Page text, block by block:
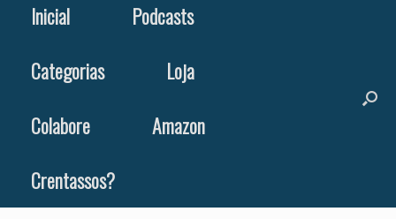
Inicial
Podcasts
Categorias
Loja
Colabore
Amazon
Crentassos?